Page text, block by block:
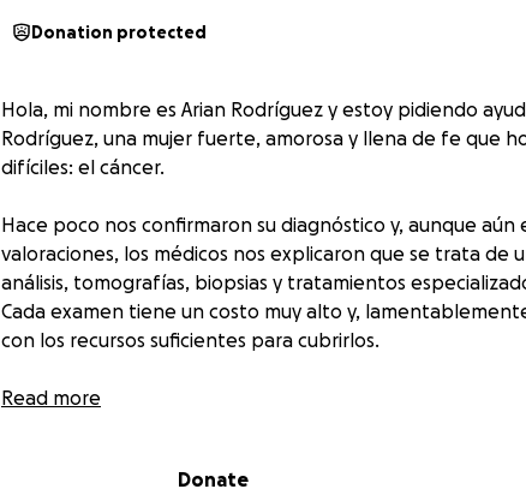
Donation protected
Hola, mi nombre es Arian Rodríguez y estoy pidiendo
Rodríguez, una mujer fuerte, amorosa y llena de fe que
difíciles: el cáncer.
Hace poco nos confirmaron su diagnóstico y, aunque
valoraciones, los médicos nos explicaron que se trata de
análisis, tomografías, biopsias y tratamientos
Cada examen tiene un costo muy alto y,
con los recursos suficientes para cubrirlos.
Mi mamá es un ser humano bueno, generoso y muy
llamado de unión a la causa, para que ella pueda recibir
Read more
Donate